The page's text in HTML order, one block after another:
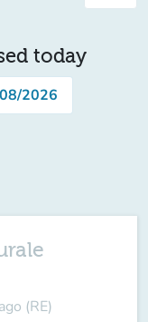
today
2026
(RE)